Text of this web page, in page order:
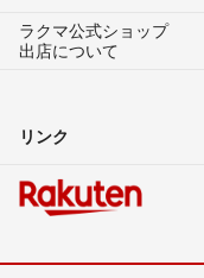
ラクマ公式ショップ
出店について
リンク